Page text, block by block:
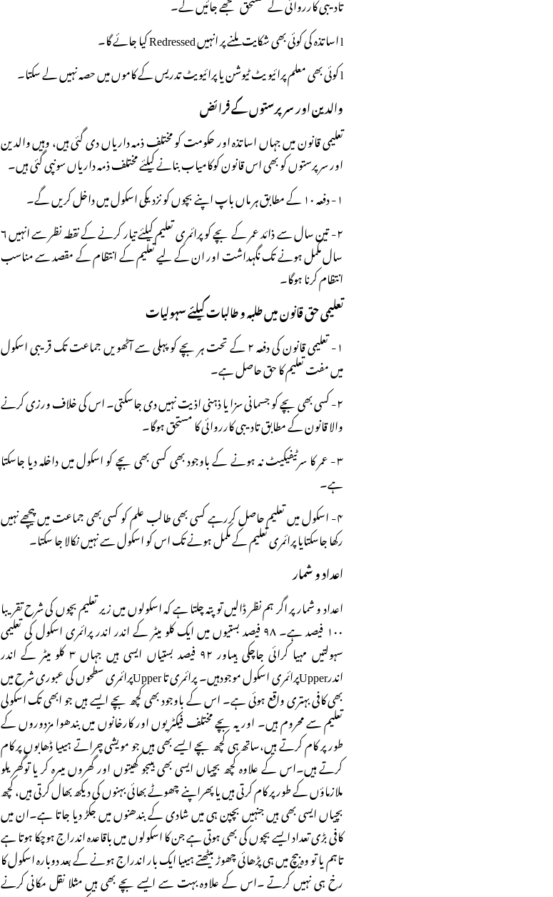
l اساتذہ کی کوئی بھی شکایت ملنے پر انہیں Redressed کیا جائے گا۔
l کوئی بھی معلم پرائیو یٹ ٹیوشن یا پرائیویٹ تدریس کے کاموں میں حصہ نہیں لے سکتا۔
والدین اور سرپرستوں کے فرائض
تعلیمی قانون میں جہاں اساتذہ اور حکومت کو مختلف ذمہ داریاں دی گئی ہیں، وہیں والدین
اور سر پرستوں کو بھی اس قانون کوکامیاب بنانے کیلئے مختلف ذمہ داریاں سونپی گئی ہیں۔
۱- دفعہ ۱۰ کے مطابق ہر ماں باپ اپنے بچوں کو نزدیکی اسکول میں داخل کریں گے۔
۲- تین سال سے ذائد عمر کے بچے کو پرائمری تعلیم کیلئے تیار کرنے کے نقطہ نظر سے انہیں ۶
سال مکمل ہونے تک نگہداشت اور ان کے لیے تعلیم کے انتظام کے مقصد سے مناسب
انتظام کرنا ہوگا۔
تعلیمی حق قانون میں طلبہ و طالبات کیلئے سہولیات
۱- تعلیمی قانون کی دفعہ ۲ کے تحت ہر بچے کو پہلی سے آٹھویں جماعت تک قریبی اسکول
میں مفت تعلیم کا حق حاصل ہے۔
۲- کسی بھی بچے کو جسمانی سزا یا ذہنی اذیت نہیں دی جاسکتی۔ اس کی خلاف ورزی کرنے
والا قانون کے مطابق تادیبی کارروائی کا مستحق ہوگا۔
۳- عمر کا سرٹیفیکیٹ نہ ہونے کے باوجود بھی کسی بھی بچے کو اسکول میں داخلہ دیا جاسکتا
ہے۔
۴- اسکول میں تعلیم حاصل کررہے کسی بھی طالب علم کو کسی بھی جماعت میں پیچھے نہیں
رکھا جاسکتایا پرائمری تعلیم کے مکمل ہونے تک اس کو اسکول سے نہیں نکالا جا سکتا۔
اعداد و شمار
اعداد و شمار پر اگر ہم نظر ڈالیں تو پتہ چلتا ہے کہ اسکولوں میں زیر تعلیم بچوں کی شرح تقریبا
۱۰۰ فیصد ہے۔ ۹۸ فیصد بستیوں میں ایک کلو میٹر کے اندر اندر پرائمری اسکول کی تعلیمی
سہولتیں مہیا کرائی جاچکی ہیںاور ۹۲ فیصد بستیاں ایسی ہیں جہاں ۳ کلو میٹر کے اندر
اندرUpperپرائمری اسکول موجودہیں۔ پرائمری تا Upperپرائمری سطحوں کی عبوری شرح میں
بھی کافی بہتری واقع ہوئی ہے۔ اس کے باوجود بھی کچھ بچے ایسے ہیں جو ابھی تک اسکولی
تعلیم سے محروم ہیں۔ اور یہ بچے مختلف فیکٹریوں اور کارخانوں میں بندھوا مزدوروں کے
طور پر کام کرتے ہیں،ساتھ ہی کچھ بچے ایسے بھی ہیں جو مویشی چراتے ہیںیا ڈھابوں پر کام
کرتے ہیں۔اس کے علاوہ کچھ بچیاں ایسی بھی ہیںجو کھیتوں اور گھروں میںرہ کر یا توگھریلو
ملازماؤں کے طور پر کام کرتی ہیں یا پھراپنے چھوٹے بھائی بہنوں کی دیکھ بھال کرتی ہیں، کچھ
بچیاں ایسی بھی ہیں جنہیں بچپن ہی میں شادی کے بندھنوں میں جکڑ دیا جاتا ہے۔ان میں
کافی بڑی تعداد ایسے بچوں کی بھی ہوتی ہے جن کا اسکولوں میں باقاعدہ اندراج ہوچکا ہوتا ہے
تاہم یا تو وہ بیچ میں ہی پڑھائی چھوڑ بیٹھتے ہیںیا ایک بار اندراج ہونے کے بعد دوبارہ اسکول کا
رخ ہی نہیں کرتے ۔اس کے علاوہ بہت سے ایسے بچے بھی ہیں مثلا نقل مکانی کرنے